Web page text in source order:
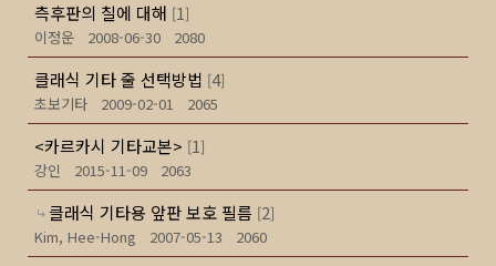
측후판의 칠에 대해 [1]
이정운
2008-06-30 2080
클래식 기타 줄 선택방법 [4]
초보기타
2009-02-01 2065
<카르카시 기타교본> [1]
강인
2015-11-09 2063
클래식 기타용 앞판 보호 필름 [2]
Kim, Hee-Hong
2007-05-13 2060